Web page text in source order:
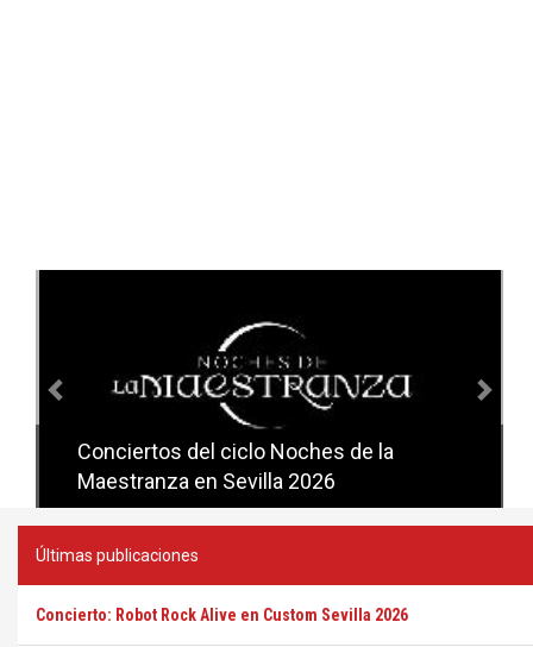
Conciertos del ciclo Noches de la
Maestranza en Sevilla 2026
Conciertos del ciclo Candlelight en
Sevilla
Últimas publicaciones
Concierto: Robot Rock Alive en Custom Sevilla 2026